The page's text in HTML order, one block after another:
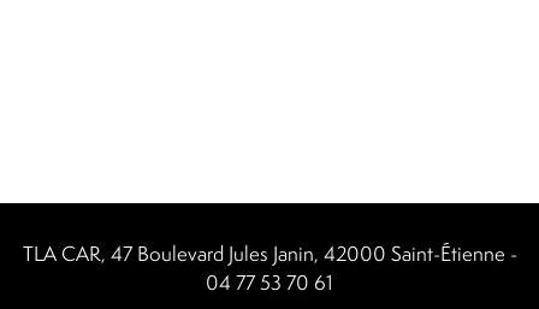
TLA CAR, 47 Boulevard Jules Janin, 42000 Saint-Étienne -
04 77 53 70 61